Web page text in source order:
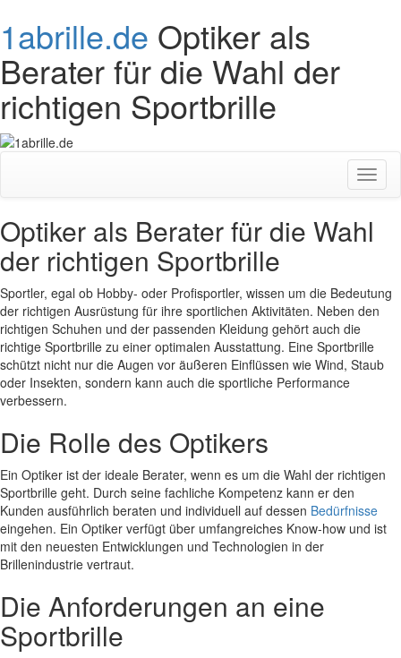
1abrille.de Optiker als
Berater für die Wahl der
richtigen Sportbrille
Optiker als Berater für die Wahl
der richtigen Sportbrille
Sportler, egal ob Hobby- oder Profisportler, wissen um die Bedeutung
der richtigen Ausrüstung für ihre sportlichen Aktivitäten. Neben den
richtigen Schuhen und der passenden Kleidung gehört auch die
richtige Sportbrille zu einer optimalen Ausstattung. Eine Sportbrille
schützt nicht nur die Augen vor äußeren Einflüssen wie Wind, Staub
oder Insekten, sondern kann auch die sportliche Performance
verbessern.
Die Rolle des Optikers
Ein Optiker ist der ideale Berater, wenn es um die Wahl der richtigen
Sportbrille geht. Durch seine fachliche Kompetenz kann er den
Kunden ausführlich beraten und individuell auf dessen Bedürfnisse
eingehen. Ein Optiker verfügt über umfangreiches Know-how und ist
mit den neuesten Entwicklungen und Technologien in der
Brillenindustrie vertraut.
Die Anforderungen an eine
Sportbrille